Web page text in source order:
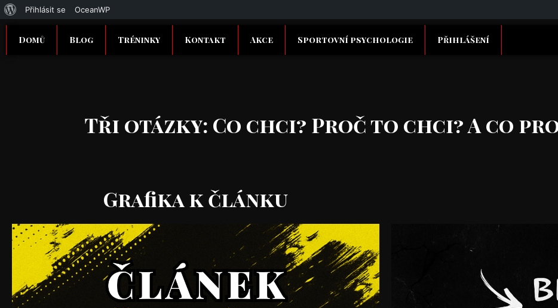
Přihlásit se OceanWP
Domů Blog Tréninky Kontakt Akce Sportovní psychologie Přihlášení
Tři otázky: Co chci? Proč to chci? A co
Grafika k článku